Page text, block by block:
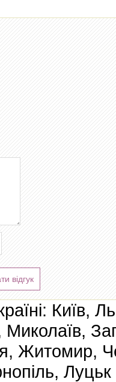
відгук
Київ,
Миколаїв,
Житомир,
Луцьк